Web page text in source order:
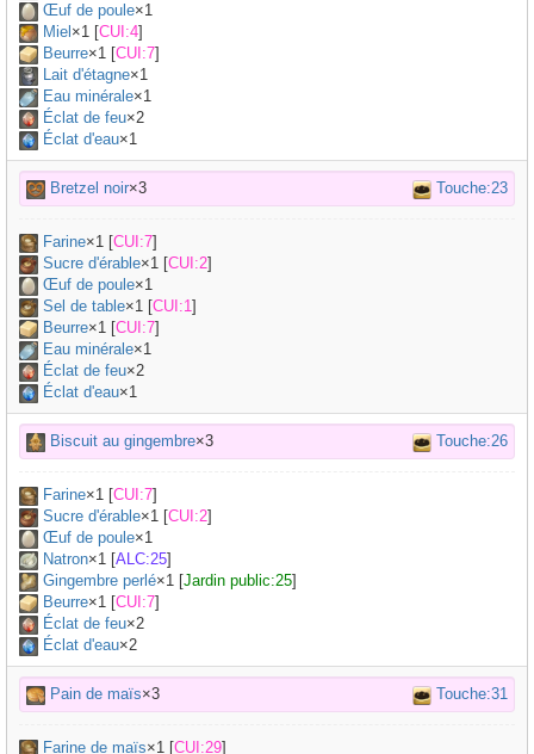
Œuf de poule×1
Miel ×1 [CUI:4]
Beurre×1 [CUI:7]
Lait d'étagne×1
Eau minérale×1
Éclat de feu×2
Éclat d'eau×1
Bretzel noir×3 Touche:23
Farine×1 [CUI:7]
Sucre d'érable×1 [CUI:2]
Œuf de poule×1
Sel de table×1 [CUI:1]
Beurre×1 [CUI:7]
Eau minérale×1
Éclat de feu×2
Éclat d'eau×1
Biscuit au gingembre×3 Touche:26
Farine×1 [CUI:7]
Sucre d'érable×1 [CUI:2]
Œuf de poule×1
Natron×1 [ALC:25]
Gingembre perlé×1 [Jardin public:25]
Beurre×1 [CUI:7]
Éclat de feu×2
Éclat d'eau×2
Pain de maïs×3 Touche:31
Farine de maïs×1 [CUI:29]